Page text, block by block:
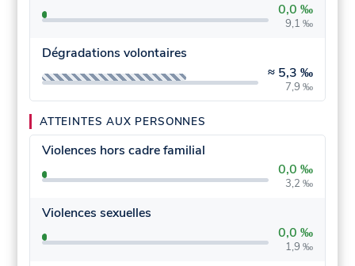
0,0 ‰
9,1 ‰
Dégradations volontaires
≈ 5,3 ‰
7,9 ‰
ATTEINTES AUX PERSONNES
Violences hors cadre familial
0,0 ‰
3,2 ‰
Violences sexuelles
0,0 ‰
1,9 ‰